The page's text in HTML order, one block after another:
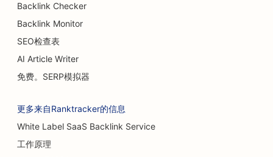
Backlink Checker
Backlink Monitor
SEO检查表
AI Article Writer
免费。SERP模拟器
更多来自Ranktracker的信息
White Label SaaS Backlink Service
工作原理